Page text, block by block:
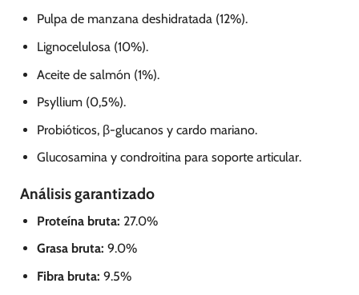
Pulpa de manzana deshidratada (12%).
Lignocelulosa (10%).
Aceite de salmón (1%).
Psyllium (0,5%).
Probióticos, β-glucanos y cardo mariano.
Glucosamina y condroitina para soporte articular.
Análisis garantizado
Proteína bruta: 27.0%
Grasa bruta: 9.0%
Fibra bruta: 9.5%